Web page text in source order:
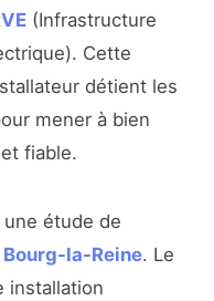
(Infrastructure
Cette
détient les
mener à bien
fiable.
étude de
Bourg-la-Reine. Le
installation